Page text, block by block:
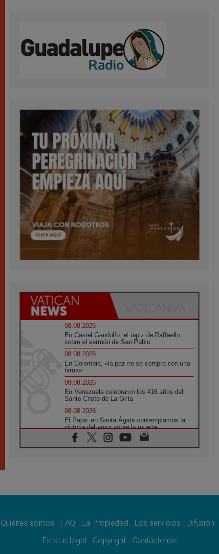
08.08.2026
En Castel Gandolfo, el tapiz de Raffaello
sobre el sermón de San Pablo
08.08.2026
En Colombia, «la paz no se compra con una
firma»
08.08.2026
En Venezuela celebraron los 416 años del
Santo Cristo de La Grita
08.08.2026
El Papa: en Santa Ágata contemplamos la
victoria del amor sobre la muerte
08.08.2026
León XIV visitará el Santuario de la Madre
07.08.2026
07.08.2026
el compromiso del cristiano"
Quiénes somos FAQ La Propiedad Los servicios
Difusión
Estatus legal
Copyright Contáctenos